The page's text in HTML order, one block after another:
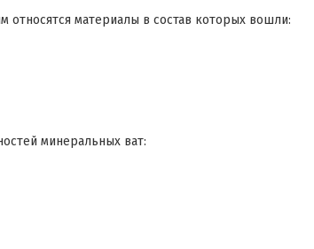
относятся материалы в состав которых вошли:
минеральных ват: